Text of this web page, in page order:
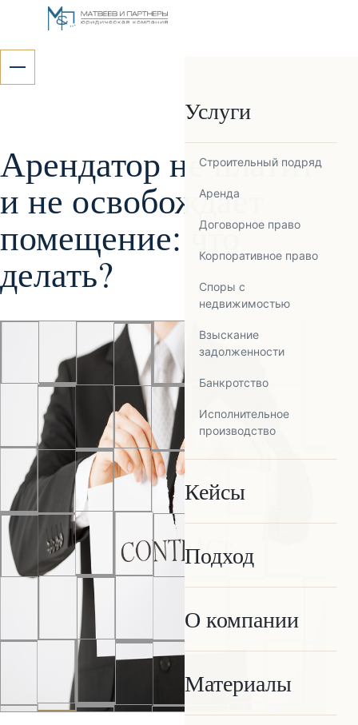
Услуги
Строительный подряд
Аренда
Договорное право
Корпоративное право
Споры с
недвижимостью
Взыскание
задолженности
Банкротство
Исполнительное
производство
Кейсы
Подход
О компании
Материалы
Арендатор не платит
и не освобождает
помещение: что
делать?